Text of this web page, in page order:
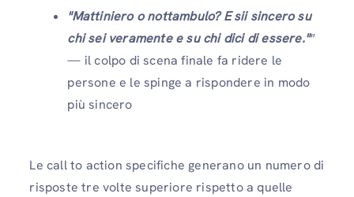
"Mattiniero o nottambulo? E sii sincero su
chi sei veramente e su chi dici di essere.""
— il colpo di scena finale fa ridere le
persone e le spinge a rispondere in modo
più sincero
Le call to action specifiche generano un numero di
risposte tre volte superiore rispetto a quelle